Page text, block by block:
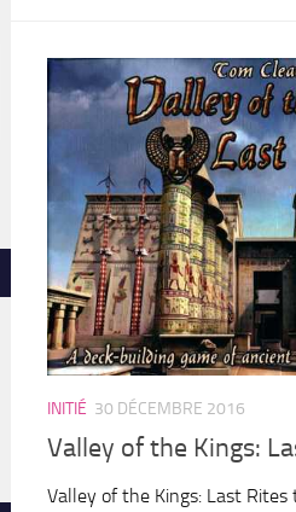
INITIÉ 30 DÉCEMBRE 2016
Valley of the Kings:
Valley of the Kings: Last